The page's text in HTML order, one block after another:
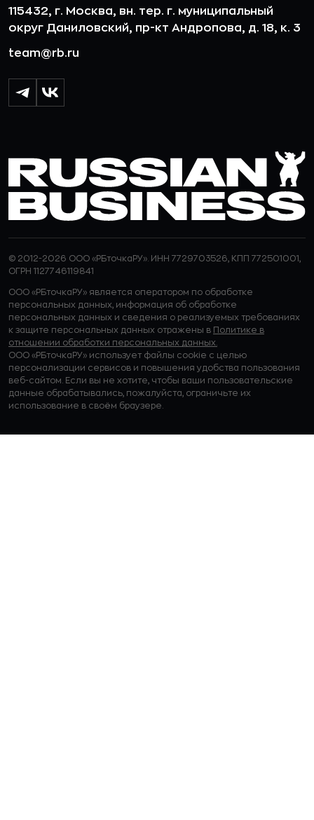
115432, г. Москва, вн. тер. г. муниципальный
округ Даниловский, пр-кт Андропова, д. 18, к. 3
team@rb.ru
© 2012-2026 ООО «РБточкаРУ». ИНН 7729703526, КПП 772501001,
ОГРН 1127746119841
ООО «РБточкаРУ» является оператором по обработке
персональных данных, информация об обработке
персональных данных и сведения о реализуемых требованиях
к защите персональных данных отражены в Политике в
отношении обработки персональных данных.
ООО «РБточкаРУ» использует файлы cookie с целью
персонализации сервисов и повышения удобства пользования
веб-сайтом. Если вы не хотите, чтобы ваши пользовательские
данные обрабатывались, пожалуйста, ограничьте их
использование в своём браузере.